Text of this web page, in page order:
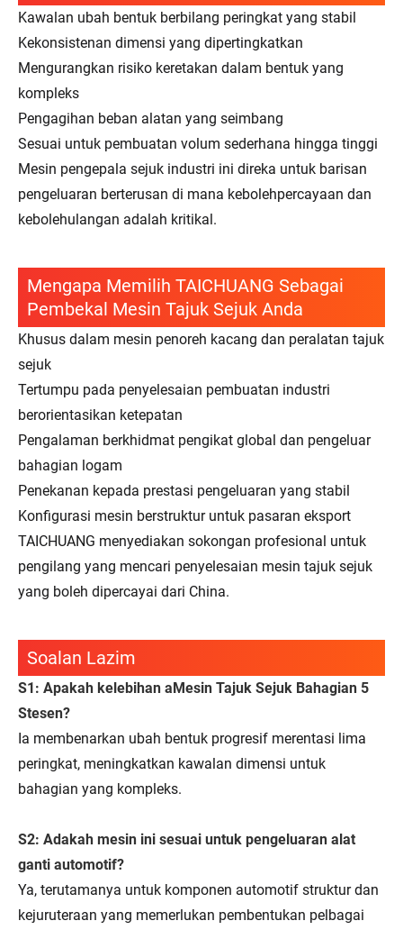
Kawalan ubah bentuk berbilang peringkat yang stabil
Kekonsistenan dimensi yang dipertingkatkan
Mengurangkan risiko keretakan dalam bentuk yang
kompleks
Pengagihan beban alatan yang seimbang
Sesuai untuk pembuatan volum sederhana hingga tinggi
Mesin pengepala sejuk industri ini direka untuk barisan
pengeluaran berterusan di mana kebolehpercayaan dan
kebolehulangan adalah kritikal.
Mengapa Memilih TAICHUANG Sebagai
Pembekal Mesin Tajuk Sejuk Anda
Khusus dalam mesin penoreh kacang dan peralatan tajuk
sejuk
Tertumpu pada penyelesaian pembuatan industri
berorientasikan ketepatan
Pengalaman berkhidmat pengikat global dan pengeluar
bahagian logam
Penekanan kepada prestasi pengeluaran yang stabil
Konfigurasi mesin berstruktur untuk pasaran eksport
TAICHUANG menyediakan sokongan profesional untuk
pengilang yang mencari penyelesaian mesin tajuk sejuk
yang boleh dipercayai dari China.
Soalan Lazim
S1: Apakah kelebihan aMesin Tajuk Sejuk Bahagian 5
Stesen?
Ia membenarkan ubah bentuk progresif merentasi lima
peringkat, meningkatkan kawalan dimensi untuk
bahagian yang kompleks.
S2: Adakah mesin ini sesuai untuk pengeluaran alat
ganti automotif?
Ya, terutamanya untuk komponen automotif struktur dan
kejuruteraan yang memerlukan pembentukan pelbagai